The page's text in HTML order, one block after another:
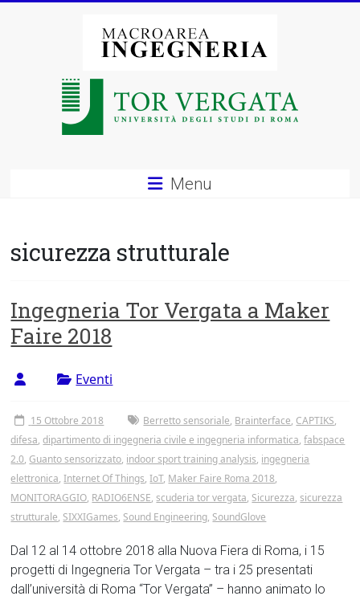
Macroarea
degli
di
Roma
Tor
Vergata
Menu
sicurezza strutturale
Ingegneria Tor Vergata a Maker
Faire 2018
Eventi
15 Ottobre 2018 Berretto sensoriale, Brainterface, CAPTIKS,
difesa,dipartimento di ingegneria civile e ingegneria informatica,fabspace
2.0, Guanto sensorizzato, indoor sport training analysis, ingegneria
elettronica,Internet Of Things,IoT, Maker Faire Roma 2018,
MONITORAGGIO, RADIO6ENSE,scuderia tor vergata, Sicurezza,sicurezza
strutturale, SIXXIGames, Sound Engineering, SoundGlove
Dal 12 al 14 ottobre 2018 alla Nuova Fiera di Roma, i 15
progetti di Ingegneria Tor Vergata – tra i 25 presentati
dall’università di Roma “Tor Vergata” – hanno animato lo